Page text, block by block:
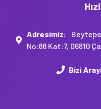
Adresimiz:
No:88 Kat:7, 06810
Bizi